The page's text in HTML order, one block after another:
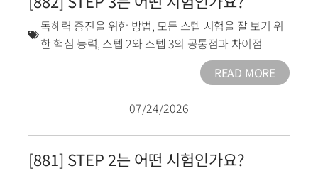
독해력 증진을 위한 방법, 모든 스텝 시험을 잘 보기 위
한 핵심 능력, 스텝 2와 스텝 3의 공통점과 차이점
READ MORE
07/24/2026
[881] STEP 2는 어떤 시험인가요?